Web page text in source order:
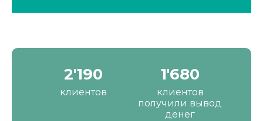
2'190
клиентов
1'680
клиентов
получили вывод
денег